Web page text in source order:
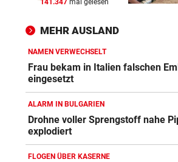
ALARM IN BULGARIEN vor
Pipeline explodiert
AUF DER A10 vor
Urlauber-Kolonne rollt:
Blockabfertigung
SKI-ASS ATMET DURCH vor
Nach Zitterpartie ist die
abgesichert
141.347 mal gelesen
MEHR AUSLAND
NAMEN VERWECHSELT
Frau bekam in Italien falschen
eingesetzt
ALARM IN BULGARIEN
Drohne voller Sprengstoff nahe
explodiert
FLOGEN ÜBER KASERNE